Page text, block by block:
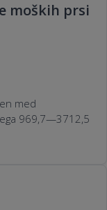
moških prsi
med
969,7—3712,5